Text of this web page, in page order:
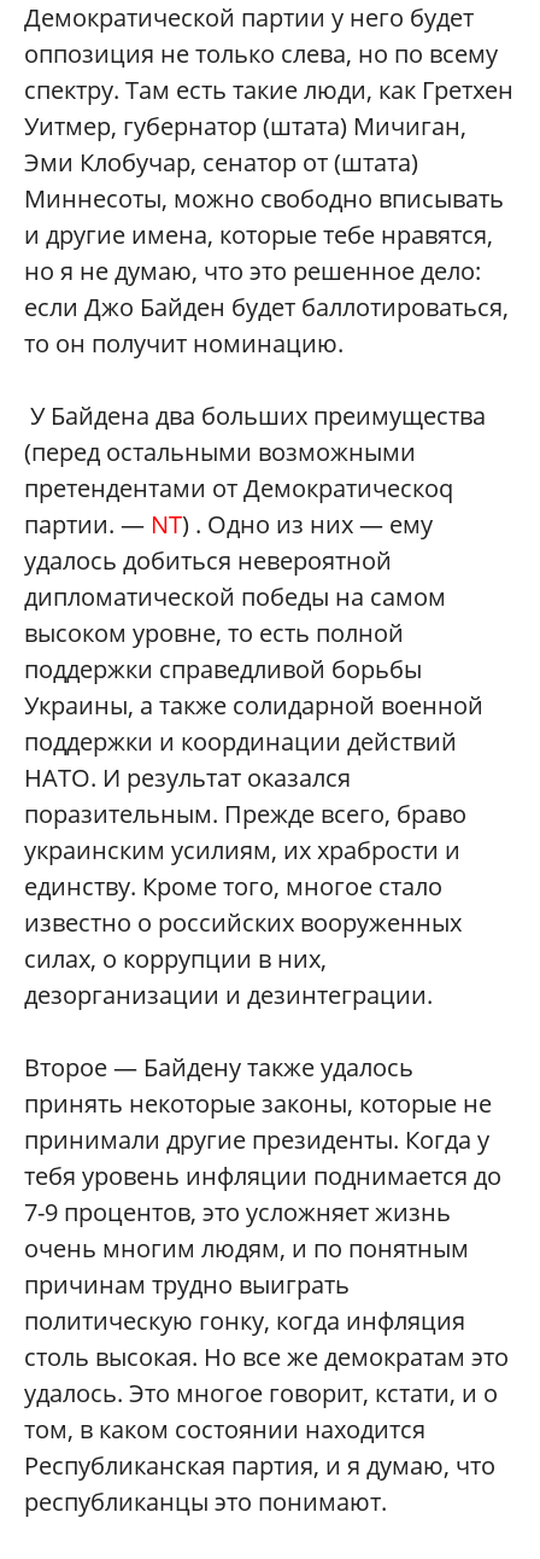
Демократической партии у него будет
оппозиция не только слева, но по всему
спектру. Там есть такие люди, как Гретхен
Уитмер, губернатор (штата) Мичиган,
Эми Клобучар, сенатор от (штата)
Миннесоты, можно свободно вписывать
и другие имена, которые тебе нравятся,
но я не думаю, что это решенное дело:
если Джо Байден будет баллотироваться,
то он получит номинацию.
У Байдена два больших преимущества
(перед остальными возможными
претендентами от Демократическоq
партии. — NT) . Одно из них — ему
удалось добиться невероятной
дипломатической победы на самом
высоком уровне, то есть полной
поддержки справедливой борьбы
Украины, а также солидарной военной
поддержки и координации действий
НАТО. И результат оказался
поразительным. Прежде всего, браво
украинским усилиям, их храбрости и
единству. Кроме того, многое стало
известно о российских вооруженных
силах, о коррупции в них,
дезорганизации и дезинтеграции.
Второе — Байдену также удалось
принять некоторые законы, которые не
принимали другие президенты. Когда у
тебя уровень инфляции поднимается до
7-9 процентов, это усложняет жизнь
очень многим людям, и по понятным
причинам трудно выиграть
политическую гонку, когда инфляция
столь высокая. Но все же демократам это
удалось. Это многое говорит, кстати, и о
том, в каком состоянии находится
Республиканская партия, и я думаю, что
республиканцы это понимают.